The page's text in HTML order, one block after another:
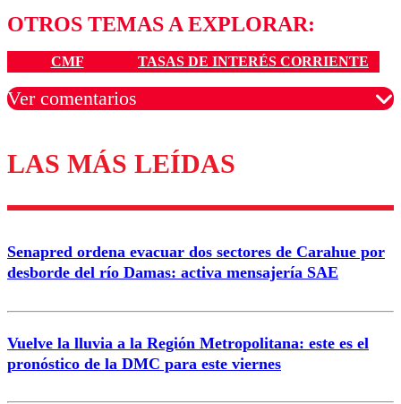
OTROS TEMAS A EXPLORAR:
CMF TASAS DE INTERÉS CORRIENTE
Ver comentarios
Los comentarios son moderados para garantizar un
diálogo respetuoso.
Correo
Enviar comentario
LAS MÁS LEÍDAS
Senapred ordena evacuar dos sectores de Carahue por
desborde del río Damas: activa mensajería SAE
Vuelve la lluvia a la Región Metropolitana: este es el
pronóstico de la DMC para este viernes